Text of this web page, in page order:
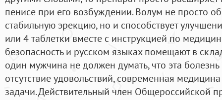
пенисе при его возбуждении. Волум не просто
стабильную эрекцию, но и способствует
или 4 таблетки вместе с инструкцией по
безопасность и русском языках помещают в
один мужчина не должен думать, что эта
отсутствие удовольствий, современная
задачи. Действительный член Общероссийской